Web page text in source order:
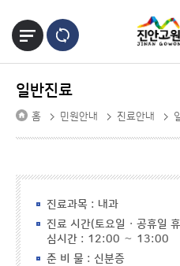
일반진료
홈 민원안내 진료안내
진료과목 : 내과
진료 시간(토요일 · 공휴
심시간 : 12:00 ∼ 13:00
준 비 물 : 신분증